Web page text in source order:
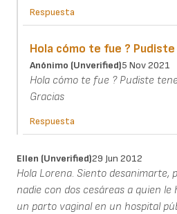
Respuesta
Hola cómo te fue ? Pudiste
Anónimo (unverified)5 Nov 2021
Hola cómo te fue ? Pudiste
Gracias
Respuesta
Ellen (unverified)29 Jun 2012
Hola Lorena. Siento desanimarte,
nadie con dos cesáreas a quien
un parto vaginal en un hospital